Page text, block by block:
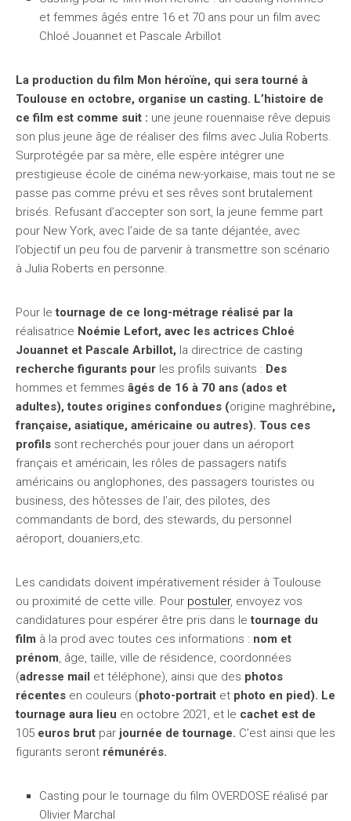
et femmes âgés entre 16 et 70 ans pour un film avec
Chloé Jouannet et Pascale Arbillot
La production du film Mon héroïne, qui sera tourné à
Toulouse en octobre, organise un casting. L’histoire de
ce film est comme suit : une jeune rouennaise rêve depuis
son plus jeune âge de réaliser des films avec Julia Roberts.
Surprotégée par sa mère, elle espère intégrer une
prestigieuse école de cinéma new-yorkaise, mais tout ne se
passe pas comme prévu et ses rêves sont brutalement
brisés. Refusant d’accepter son sort, la jeune femme part
pour New York, avec l’aide de sa tante déjantée, avec
l’objectif un peu fou de parvenir à transmettre son scénario
à Julia Roberts en personne.
Pour le tournage de ce long-métrage réalisé par la
réalisatrice Noémie Lefort, avec les actrices Chloé
Jouannet et Pascale Arbillot, la directrice de casting
recherche figurants pour les profils suivants : Des
hommes et femmes âgés de 16 à 70 ans (ados et
adultes), toutes origines confondues (origine maghrébine,
française, asiatique, américaine ou autres). Tous ces
profils sont recherchés pour jouer dans un aéroport
français et américain, les rôles de passagers natifs
américains ou anglophones, des passagers touristes ou
business, des hôtesses de l’air, des pilotes, des
commandants de bord, des stewards, du personnel
aéroport, douaniers,etc.
Les candidats doivent impérativement résider à Toulouse
ou proximité de cette ville. Pour postuler, envoyez vos
candidatures pour espérer être pris dans letournage du
film à la prod avec toutes ces informations : nom et
prénom, âge, taille, ville de résidence, coordonnées
(adresse mail et téléphone), ainsi que des photos
récentes en couleurs (photo-portrait et photo en pied). Le
tournage aura lieu en octobre 2021, et le cachet est de
105 euros brut par journée de tournage. C’est ainsi que les
figurants seront rémunérés.
Casting pour le tournage du film OVERDOSE réalisé par
Olivier Marchal